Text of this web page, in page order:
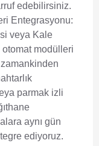
edebilirsiniz.
Entegrasyonu:
veya Kale
modülleri
parmak izli
aynı gün
ediyoruz.